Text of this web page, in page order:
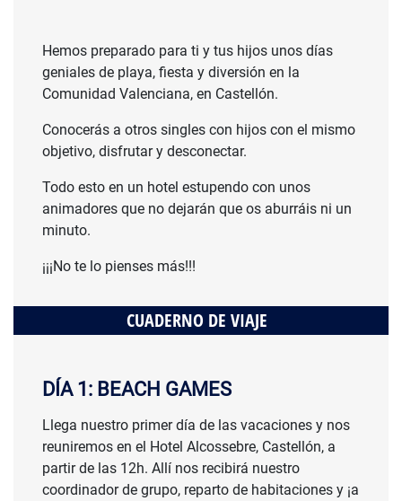
Hemos preparado para ti y tus hijos unos días
geniales de playa, fiesta y diversión en la
Comunidad Valenciana, en Castellón.
Conocerás a otros singles con hijos con el mismo
objetivo, disfrutar y desconectar.
Todo esto en un hotel estupendo con unos
animadores que no dejarán que os aburráis ni un
minuto.
¡¡¡No te lo pienses más!!!
CUADERNO DE VIAJE
DÍA 1: BEACH GAMES
Llega nuestro primer día de las vacaciones y nos
reuniremos en el Hotel Alcossebre, Castellón, a
partir de las 12h. Allí nos recibirá nuestro
coordinador de grupo, reparto de habitaciones y ¡a